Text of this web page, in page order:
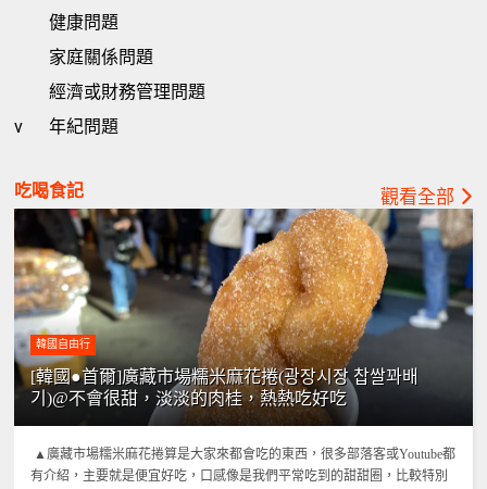
健康問題
家庭關係問題
經濟或財務管理問題
v
年紀問題
吃喝食記 觀看全部
韓國自由行
[韓國●首爾]廣藏市場糯米麻花捲(광장시장 찹쌀꽈배
기)@不會很甜，淡淡的肉桂，熱熱吃好吃
▲廣藏市場糯米麻花捲算是大家來都會吃的東西，很多部落客或Youtube都
有介紹，主要就是便宜好吃，口感像是我們平常吃到的甜甜圈，比較特別